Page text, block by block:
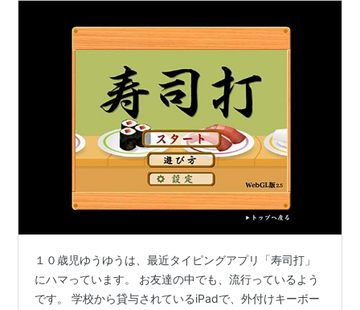
１０歳児ゆうゆうは、最近タイピングアプリ「寿司打」
にハマっています。 お友達の中でも、流行っているよう
です。 学校から貸与されているiPadで、外付けキーボー